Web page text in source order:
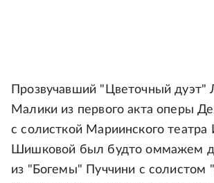
Прозвучавший "Цветочный дуэт"
Малики из первого акта оперы
с солисткой Мариинского театра
Шишковой был будто оммажем
из "Богемы" Пуччини с солистом